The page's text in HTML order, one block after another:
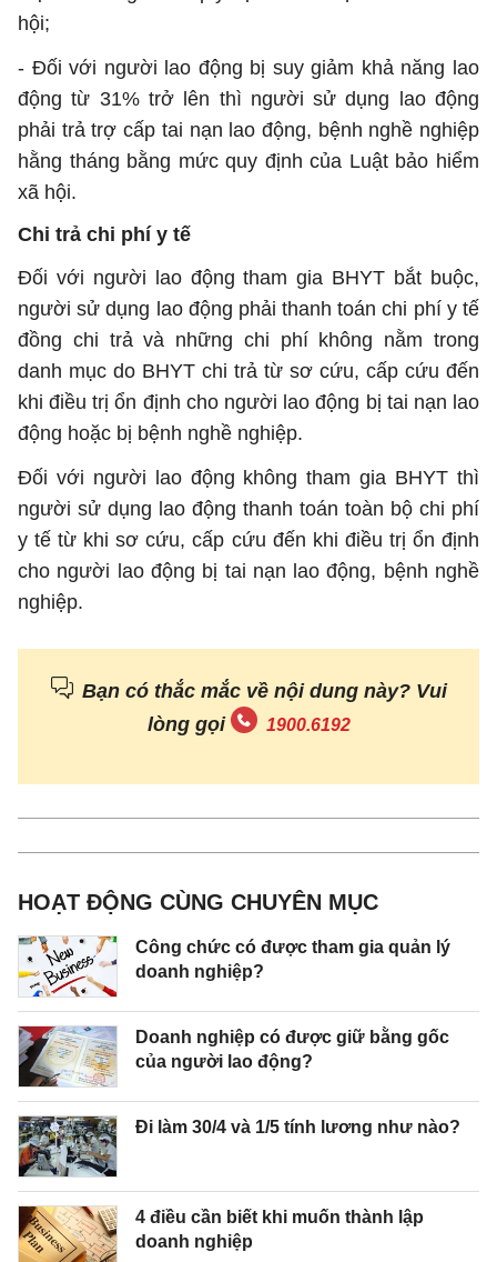
hội;
- Đối với người lao động bị suy giảm khả năng lao
động từ 31% trở lên thì người sử dụng lao động
phải trả trợ cấp tai nạn lao động, bệnh nghề nghiệp
hằng tháng bằng mức quy định của Luật bảo hiểm
xã hội.
Chi trả chi phí y tế
Đối với người lao động tham gia BHYT bắt buộc,
người sử dụng lao động phải thanh toán chi phí y tế
đồng chi trả và những chi phí không nằm trong
danh mục do BHYT chi trả từ sơ cứu, cấp cứu đến
khi điều trị ổn định cho người lao động bị tai nạn lao
động hoặc bị bệnh nghề nghiệp.
Đối với người lao động không tham gia BHYT thì
người sử dụng lao động thanh toán toàn bộ chi phí
y tế từ khi sơ cứu, cấp cứu đến khi điều trị ổn định
cho người lao động bị tai nạn lao động, bệnh nghề
nghiệp.
Bạn có thắc mắc về nội dung này? Vui
lòng gọi
1900.6192
HOẠT ĐỘNG CÙNG CHUYÊN MỤC
Công chức có được tham gia quản lý
doanh nghiệp?
Doanh nghiệp có được giữ bằng gốc
của người lao động?
Đi làm 30/4 và 1/5 tính lương như nào?
4 điều cần biết khi muốn thành lập
doanh nghiệp